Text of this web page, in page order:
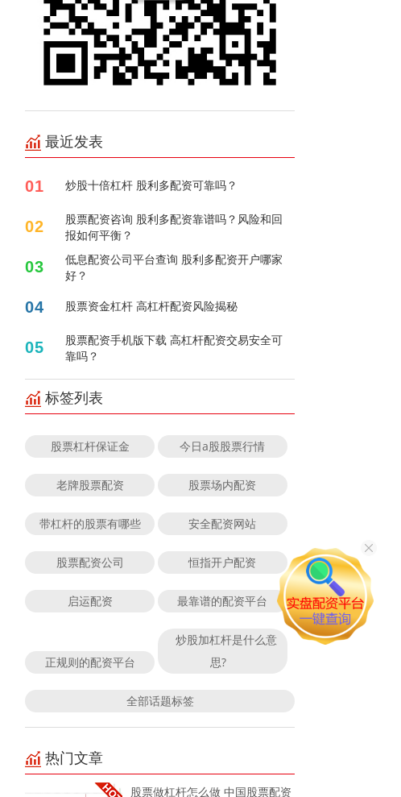
最近发表
01 炒股十倍杠杆 股利多配资可靠吗？
02
股票配资咨询 股利多配资靠谱吗？风险和回
报如何平衡？
03
低息配资公司平台查询 股利多配资开户哪家
好？
04 股票资金杠杆 高杠杆配资风险揭秘
05
股票配资手机版下载 高杠杆配资交易安全可
靠吗？
标签列表
股票杠杆保证金 今日a股股票行情
老牌股票配资 股票场内配资
带杠杆的股票有哪些 安全配资网站
股票配资公司 恒指开户配资
启运配资 最靠谱的配资平台
正规则的配资平台
炒股加杠杆是什么意
思?
全部话题标签
热门文章
股票做杠杆怎么做 中国股票配资